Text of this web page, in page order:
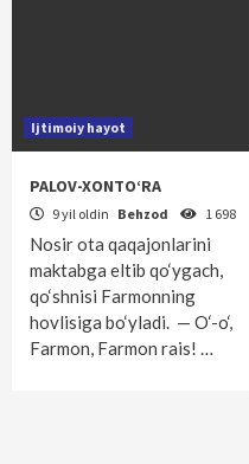
Ijtimoiy hayot
PALOV-XONTO‘RA
9 yil oldin Behzod 1 698
Nosir ota qaqajonlarini
maktabga eltib qo‘ygach,
qo‘shnisi Farmonning
hovlisiga bo‘yladi. — O‘-o‘,
Farmon, Farmon rais! …